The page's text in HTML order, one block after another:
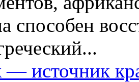
способен
источник